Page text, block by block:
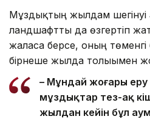
Мұздықтың жылдам шегінуі
ландшафтты да өзгертіп
жалғаса берсе, оның төменгі
бірнеше жылда толығымен
– Мұндай жоғары
мұздықтар тез-ақ
жылдан кейін бұл